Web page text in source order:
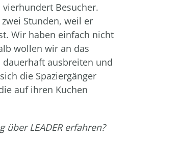
Besucher.
Stunden, weil er
Wir haben einfach nicht
wollen wir an das
ausbreiten und
die Spaziergänger
auf ihren Kuchen
LEADER erfahren?